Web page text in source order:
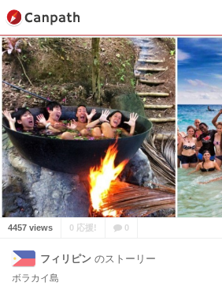
4457 views 0 応援! 0
フィリピン のストーリー
ボラカイ島